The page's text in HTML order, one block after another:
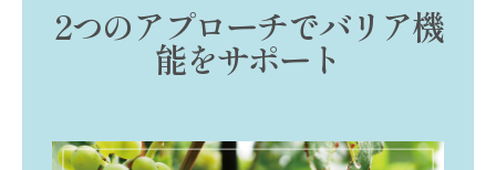
2つのアプローチでバリア機
能をサポート